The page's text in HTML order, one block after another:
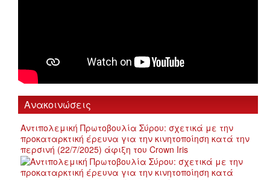
Ανακοινώσεις
Αντιπολεμική Πρωτοβουλία Σύρου: σχετικά με την
προκαταρκτική έρευνα για την κινητοποίηση κατά την
περσινή (22/7/2025) άφιξη του Crown Iris